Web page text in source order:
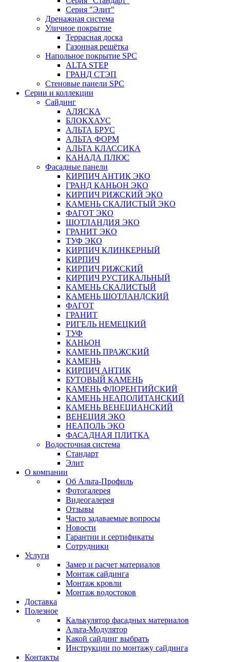
Серия "Элит"
Дренажная система
Уличное покрытие
Террасная доска
Газонная решётка
Напольное покрытие SPC
ALTA STEP
ГРАНД СТЭП
Стеновые панели SPC
Серии и коллекции
Сайдинг
АЛЯСКА
БЛОКХАУС
АЛЬТА БРУС
АЛЬТА ФОРМ
АЛЬТА КЛАССИКА
КАНАДА ПЛЮС
Фасадные панели
КИРПИЧ АНТИК ЭКО
ГРАНД КАНЬОН ЭКО
КИРПИЧ РИЖСКИЙ ЭКО
КАМЕНЬ СКАЛИСТЫЙ ЭКО
ФАГОТ ЭКО
ШОТЛАНДИЯ ЭКО
ГРАНИТ ЭКО
ТУФ ЭКО
КИРПИЧ КЛИНКЕРНЫЙ
КИРПИЧ
КИРПИЧ РИЖСКИЙ
КИРПИЧ РУСТИКАЛЬНЫЙ
КАМЕНЬ СКАЛИСТЫЙ
КАМЕНЬ ШОТЛАНДСКИЙ
ФАГОТ
ГРАНИТ
РИГЕЛЬ НЕМЕЦКИЙ
ТУФ
КАНЬОН
КАМЕНЬ ПРАЖСКИЙ
КАМЕНЬ
КИРПИЧ АНТИК
БУТОВЫЙ КАМЕНЬ
КАМЕНЬ ФЛОРЕНТИЙСКИЙ
КАМЕНЬ НЕАПОЛИТАНСКИЙ
КАМЕНЬ ВЕНЕЦИАНСКИЙ
ВЕНЕЦИЯ ЭКО
НЕАПОЛЬ ЭКО
ФАСАДНАЯ ПЛИТКА
Водосточная система
Стандарт
Элит
О компании
Об Альта-Профиль
Фотогалерея
Видеогалерея
Отзывы
Часто задаваемые вопросы
Новости
Гарантии и сертификаты
Сотрудники
Услуги
Замер и расчет материалов
Монтаж сайдинга
Монтаж кровли
Монтаж водостоков
Доставка
Полезное
Калькулятор фасадных материалов
Альта-Модулятор
Какой сайдинг выбрать
Инструкции по монтажу сайдинга
Контакты